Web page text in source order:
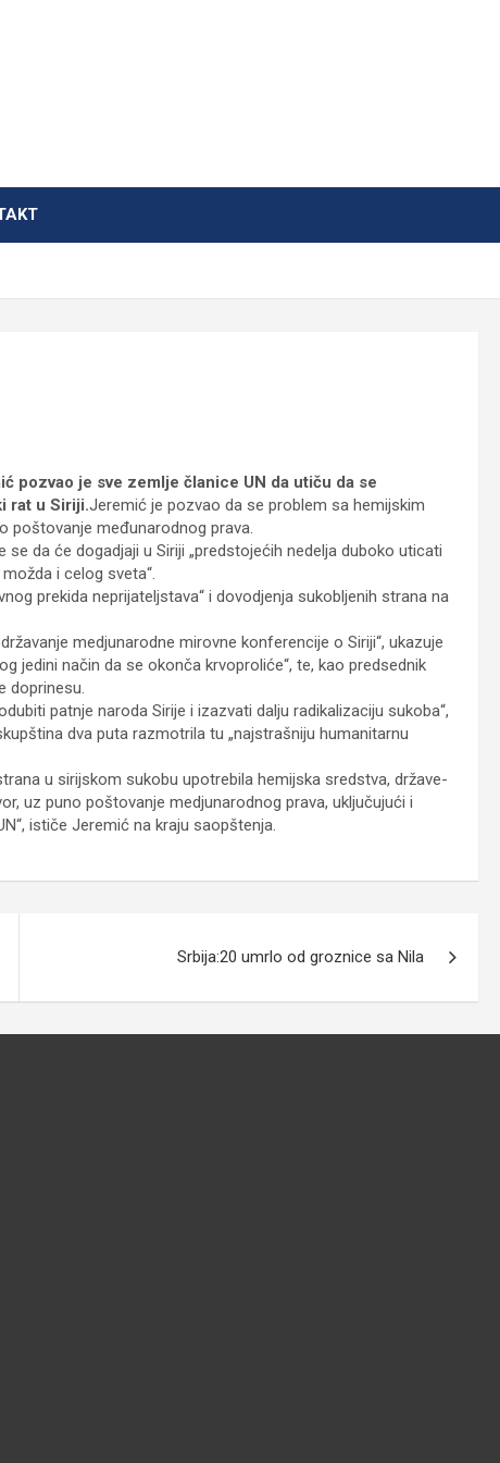
pozvao je sve zemlje članice UN da utiču da se
rat u Siriji.Jeremić je pozvao da se problem sa hemijskim
poštovanje međunarodnog prava.
da će dogadjaji u Siriji „predstojećih nedelja duboko uticati
i celog sveta“.
prekida neprijateljstava“ i dovodjenja sukobljenih strana na
medjunarodne mirovne konferencije o Siriji“, ukazuje
jedini način da se okonča krvoproliće“, te, kao predsednik
doprinesu.
patnje naroda Sirije i izazvati dalju radikalizaciju sukoba“,
dva puta razmotrila tu „najstrašniju humanitarnu
u sirijskom sukobu upotrebila hemijska sredstva, države-
uz puno poštovanje medjunarodnog prava, uključujući i
ističe Jeremić na kraju saopštenja.
Srbija:20 umrlo od groznice sa Nila